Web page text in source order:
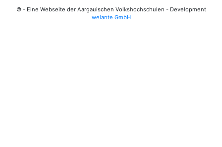
© - Eine Webseite der Aargauischen Volkshochschulen - Development
welante GmbH